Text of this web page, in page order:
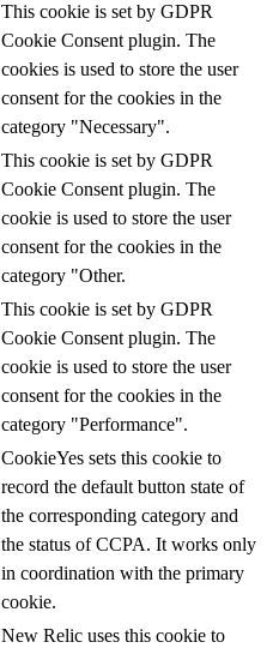
This cookie is set by GDPR
Cookie Consent plugin. The
cookies is used to store the user
consent for the cookies in the
category "Necessary".
This cookie is set by GDPR
Cookie Consent plugin. The
cookie is used to store the user
consent for the cookies in the
category "Other.
This cookie is set by GDPR
Cookie Consent plugin. The
cookie is used to store the user
consent for the cookies in the
category "Performance".
CookieYes sets this cookie to
record the default button state of
the corresponding category and
the status of CCPA. It works only
in coordination with the primary
cookie.
New Relic uses this cookie to